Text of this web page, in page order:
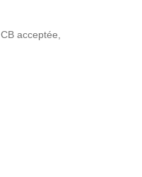
CB acceptée